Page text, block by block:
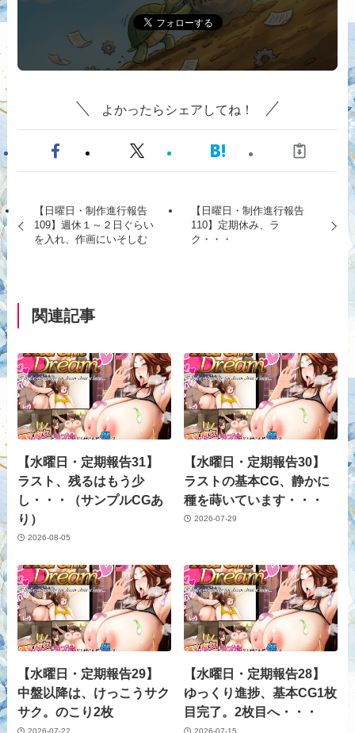
よかったらシェアしてね！
【日曜日・制作進行報告
109】週休１～２日ぐらい
を入れ、作画にいそしむ
【日曜日・制作進行報告
110】定期休み、ラ
ク・・・
関連記事
【水曜日・定期報告31】
ラスト、残るはもう少
し・・・（サンプルCGあ
り）
2026-08-05
【水曜日・定期報告30】
ラストの基本CG、静かに
種を蒔いています・・・
2026-07-29
【水曜日・定期報告29】
中盤以降は、けっこうサク
サク。のこり2枚
2026-07-22
【水曜日・定期報告28】
ゆっくり進捗、基本CG1枚
目完了。2枚目へ・・・
2026-07-15